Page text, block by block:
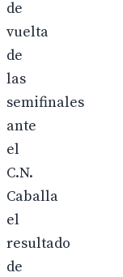
de
vuelta
de
las
semifinales
ante
el
C.N.
Caballa
el
resultado
de